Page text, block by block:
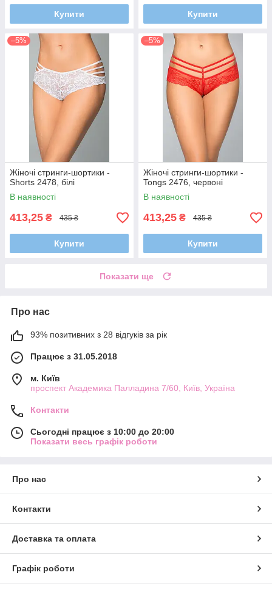
Купити Купити
–5%
Жіночі стринги-шортики -
Shorts 2478, білі
В наявності
413,25 ₴ 435 ₴
Купити
–5%
Жіночі стринги-шортики -
Tongs 2476, червоні
В наявності
413,25 ₴ 435 ₴
Купити
Показати ще
Про нас
93% позитивних з 28 відгуків за рік
Працює з 31.05.2018
м. Київ
проспект Академика Палладина 7/60, Київ, Україна
Контакти
Сьогодні працює з 10:00 до 20:00
Показати весь графік роботи
Про нас
Контакти
Доставка та оплата
Графік роботи